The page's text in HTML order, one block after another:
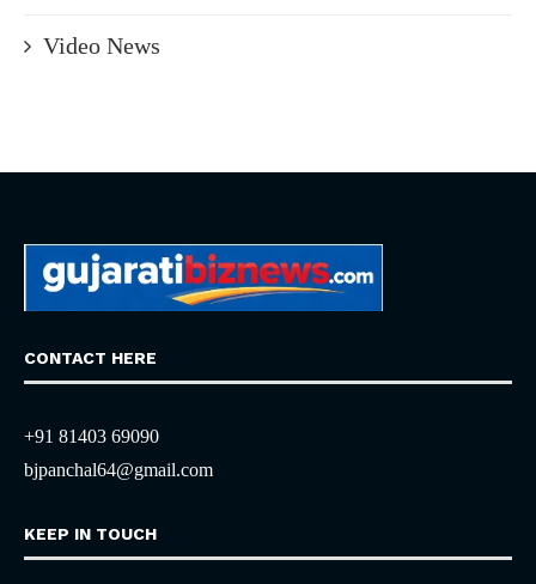
Video News
CONTACT HERE
+91 81403 69090
bjpanchal64@gmail.com
KEEP IN TOUCH